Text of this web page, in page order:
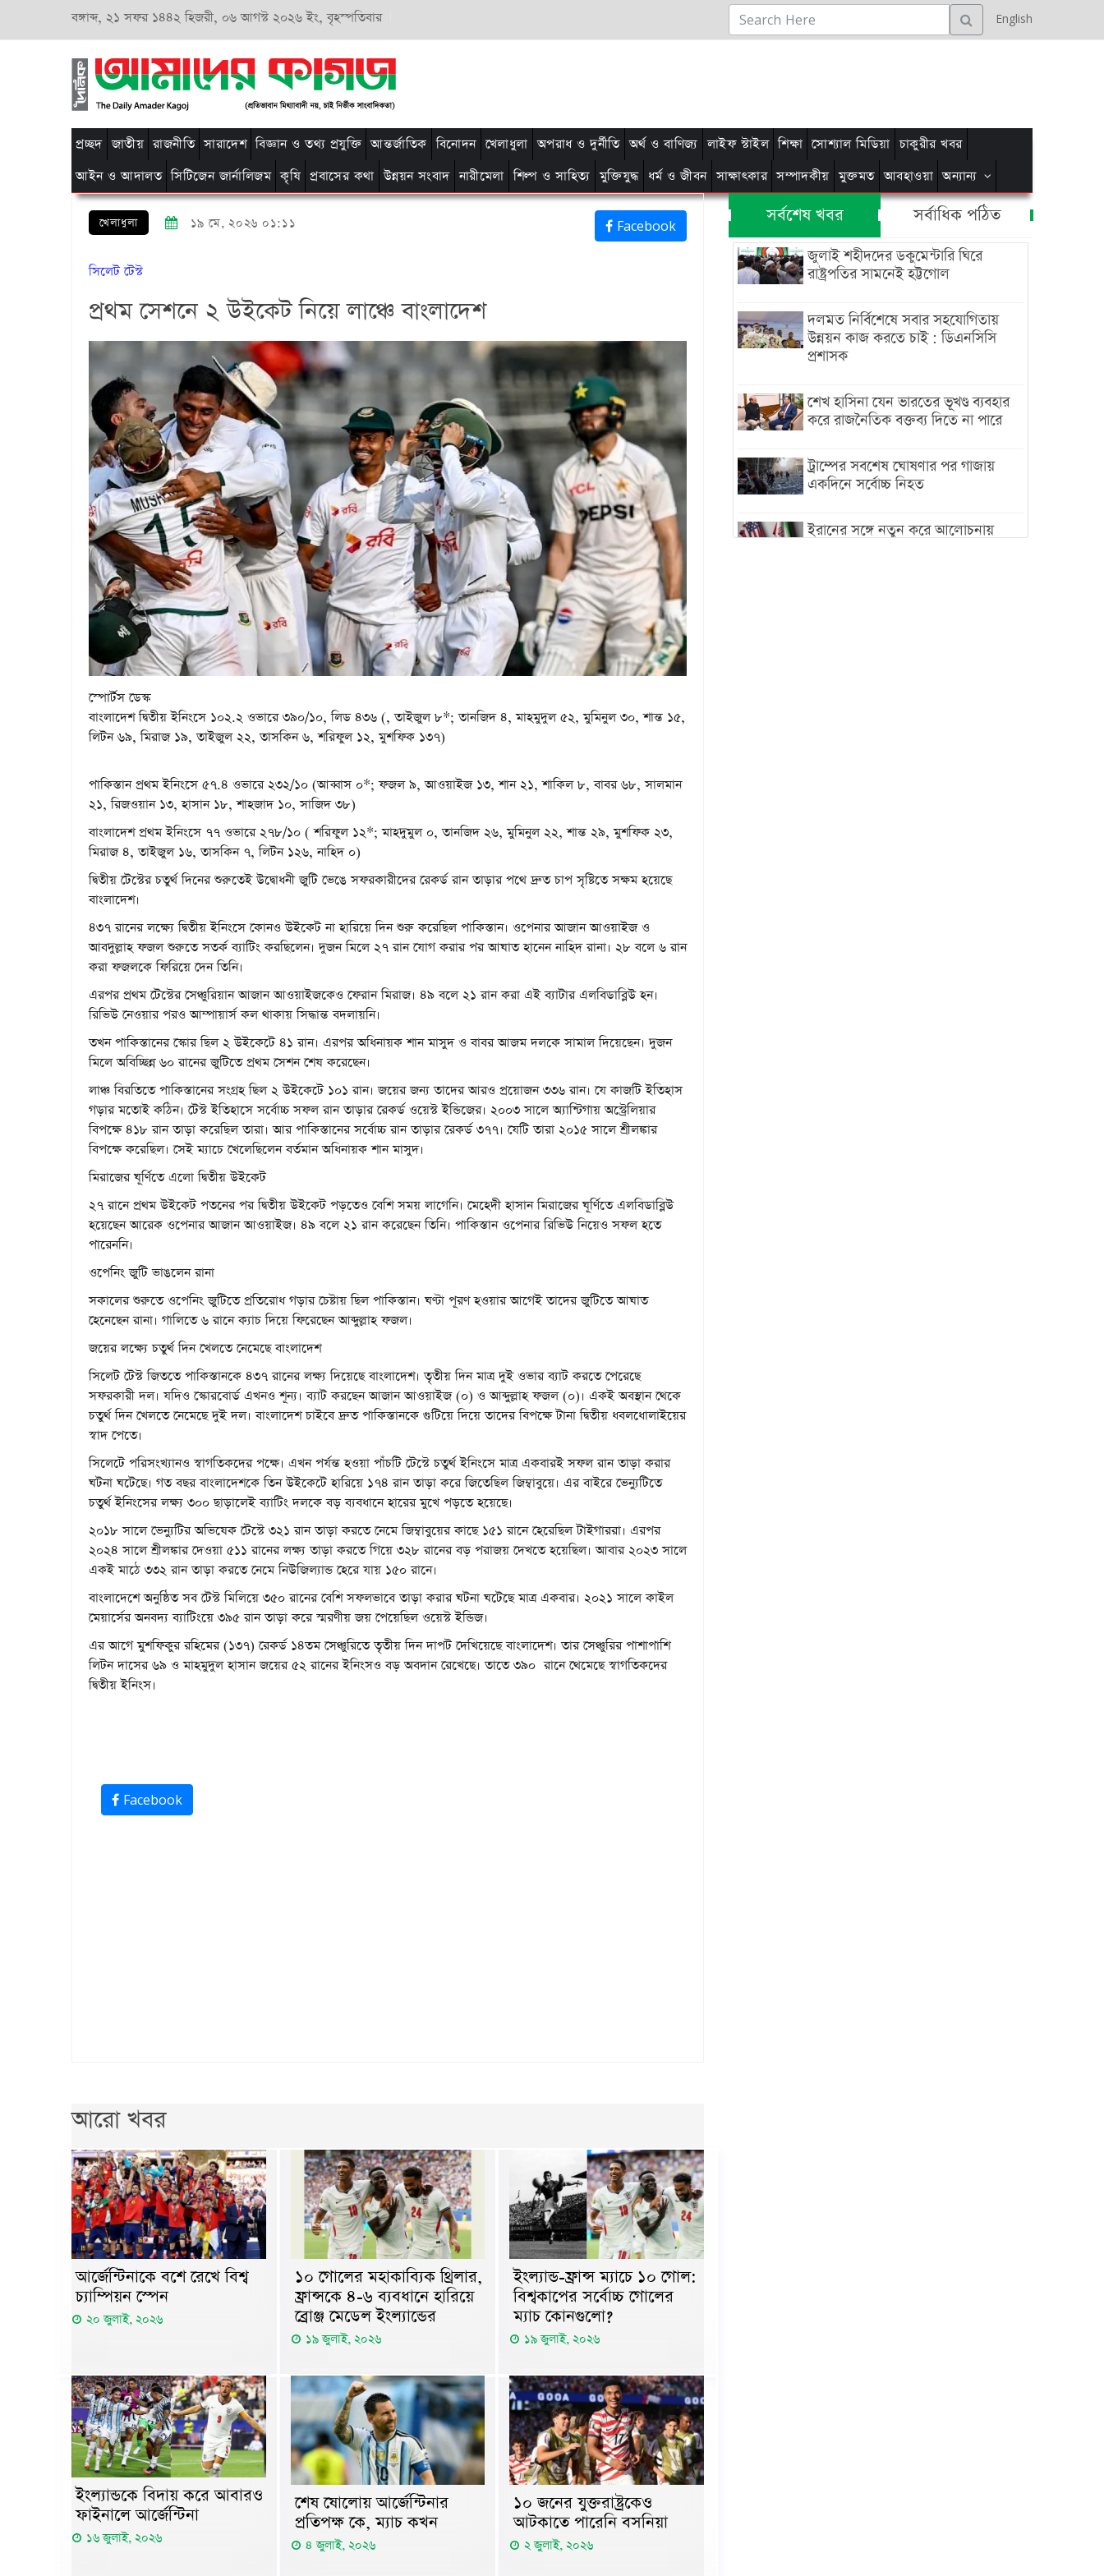
বঙ্গাব্দ, ২১ সফর ১৪৪২ হিজরী, ০৬ আগস্ট ২০২৬ ইং, বৃহস্পতিবার English
প্রচ্ছদ জাতীয় রাজনীতি সারাদেশ বিজ্ঞান ও তথ্য প্রযুক্তি আন্তর্জাতিক বিনোদন খেলাধুলা অপরাধ ও দুর্নীতি অর্থ ও বাণিজ্য লাইফ স্টাইল শিক্ষা সোশ্যাল মিডিয়া চাকুরীর খবর
আইন ও আদালত সিটিজেন জার্নালিজম কৃষি প্রবাসের কথা উন্নয়ন সংবাদ নারীমেলা শিল্প ও সাহিত্য মুক্তিযুদ্ধ ধর্ম ও জীবন সাক্ষাৎকার সম্পাদকীয় মুক্তমত আবহাওয়া অন্যান্য
খেলাধুলা ১৯ মে, ২০২৬ ০১:১১ Facebook
সিলেট টেস্ট
প্রথম সেশনে ২ উইকেট নিয়ে লাঞ্চে বাংলাদেশ
স্পোর্টস ডেস্ক
বাংলাদেশ দ্বিতীয় ইনিংসে ১০২.২ ওভারে ৩৯০/১০, লিড ৪৩৬ (, তাইজুল ৮*; তানজিদ ৪, মাহমুদুল ৫২, মুমিনুল ৩০, শান্ত ১৫,
লিটন ৬৯, মিরাজ ১৯, তাইজুল ২২, তাসকিন ৬, শরিফুল ১২, মুশফিক ১৩৭)
পাকিস্তান প্রথম ইনিংসে ৫৭.৪ ওভারে ২৩২/১০ (আব্বাস ০*; ফজল ৯, আওয়াইজ ১৩, শান ২১, শাকিল ৮, বাবর ৬৮, সালমান
২১, রিজওয়ান ১৩, হাসান ১৮, শাহজাদ ১০, সাজিদ ৩৮)
বাংলাদেশ প্রথম ইনিংসে ৭৭ ওভারে ২৭৮/১০ ( শরিফুল ১২*; মাহদুমুল ০, তানজিদ ২৬, মুমিনুল ২২, শান্ত ২৯, মুশফিক ২৩,
মিরাজ ৪, তাইজুল ১৬, তাসকিন ৭, লিটন ১২৬, নাহিদ ০)
দ্বিতীয় টেস্টের চতুর্থ দিনের শুরুতেই উদ্বোধনী জুটি ভেঙে সফরকারীদের রেকর্ড রান তাড়ার পথে দ্রুত চাপ সৃষ্টিতে সক্ষম হয়েছে
বাংলাদেশ।
৪৩৭ রানের লক্ষ্যে দ্বিতীয় ইনিংসে কোনও উইকেট না হারিয়ে দিন শুরু করেছিল পাকিস্তান। ওপেনার আজান আওয়াইজ ও
আবদুল্লাহ ফজল শুরুতে সতর্ক ব্যাটিং করছিলেন। দুজন মিলে ২৭ রান যোগ করার পর আঘাত হানেন নাহিদ রানা। ২৮ বলে ৬ রান
করা ফজলকে ফিরিয়ে দেন তিনি।
এরপর প্রথম টেস্টের সেঞ্চুরিয়ান আজান আওয়াইজকেও ফেরান মিরাজ। ৪৯ বলে ২১ রান করা এই ব্যাটার এলবিডাব্লিউ হন।
রিভিউ নেওয়ার পরও আম্পায়ার্স কল থাকায় সিদ্ধান্ত বদলায়নি।
তখন পাকিস্তানের স্কোর ছিল ২ উইকেটে ৪১ রান। এরপর অধিনায়ক শান মাসুদ ও বাবর আজম দলকে সামাল দিয়েছেন। দুজন
মিলে অবিচ্ছিন্ন ৬০ রানের জুটিতে প্রথম সেশন শেষ করেছেন।
লাঞ্চ বিরতিতে পাকিস্তানের সংগ্রহ ছিল ২ উইকেটে ১০১ রান। জয়ের জন্য তাদের আরও প্রয়োজন ৩৩৬ রান। যে কাজটি ইতিহাস
গড়ার মতোই কঠিন। টেস্ট ইতিহাসে সর্বোচ্চ সফল রান তাড়ার রেকর্ড ওয়েস্ট ইন্ডিজের। ২০০৩ সালে অ্যান্টিগায় অস্ট্রেলিয়ার
বিপক্ষে ৪১৮ রান তাড়া করেছিল তারা। আর পাকিস্তানের সর্বোচ্চ রান তাড়ার রেকর্ড ৩৭৭। যেটি তারা ২০১৫ সালে শ্রীলঙ্কার
বিপক্ষে করেছিল। সেই ম্যাচে খেলেছিলেন বর্তমান অধিনায়ক শান মাসুদ।
মিরাজের ঘূর্ণিতে এলো দ্বিতীয় উইকেট
২৭ রানে প্রথম উইকেট পতনের পর দ্বিতীয় উইকেট পড়তেও বেশি সময় লাগেনি। মেহেদী হাসান মিরাজের ঘূর্ণিতে এলবিডাব্লিউ
হয়েছেন আরেক ওপেনার আজান আওয়াইজ। ৪৯ বলে ২১ রান করেছেন তিনি। পাকিস্তান ওপেনার রিভিউ নিয়েও সফল হতে
পারেননি।
ওপেনিং জুটি ভাঙলেন রানা
সকালের শুরুতে ওপেনিং জুটিতে প্রতিরোধ গড়ার চেষ্টায় ছিল পাকিস্তান। ঘণ্টা পূরণ হওয়ার আগেই তাদের জুটিতে আঘাত
হেনেছেন রানা। গালিতে ৬ রানে ক্যাচ দিয়ে ফিরেছেন আব্দুল্লাহ ফজল।
জয়ের লক্ষ্যে চতুর্থ দিন খেলতে নেমেছে বাংলাদেশ
সিলেট টেস্ট জিততে পাকিস্তানকে ৪৩৭ রানের লক্ষ্য দিয়েছে বাংলাদেশ। তৃতীয় দিন মাত্র দুই ওভার ব্যাট করতে পেরেছে
সফরকারী দল। যদিও স্কোরবোর্ড এখনও শূন্য। ব্যাট করছেন আজান আওয়াইজ (০) ও আব্দুল্লাহ ফজল (০)। একই অবস্থান থেকে
চতুর্থ দিন খেলতে নেমেছে দুই দল। বাংলাদেশ চাইবে দ্রুত পাকিস্তানকে গুটিয়ে দিয়ে তাদের বিপক্ষে টানা দ্বিতীয় ধবলধোলাইয়ের
স্বাদ পেতে।
সিলেটে পরিসংখ্যানও স্বাগতিকদের পক্ষে। এখন পর্যন্ত হওয়া পাঁচটি টেস্টে চতুর্থ ইনিংসে মাত্র একবারই সফল রান তাড়া করার
ঘটনা ঘটেছে। গত বছর বাংলাদেশকে তিন উইকেটে হারিয়ে ১৭৪ রান তাড়া করে জিতেছিল জিম্বাবুয়ে। এর বাইরে ভেন্যুটিতে
চতুর্থ ইনিংসের লক্ষ্য ৩০০ ছাড়ালেই ব্যাটিং দলকে বড় ব্যবধানে হারের মুখে পড়তে হয়েছে।
২০১৮ সালে ভেন্যুটির অভিষেক টেস্টে ৩২১ রান তাড়া করতে নেমে জিম্বাবুয়ের কাছে ১৫১ রানে হেরেছিল টাইগাররা। এরপর
২০২৪ সালে শ্রীলঙ্কার দেওয়া ৫১১ রানের লক্ষ্য তাড়া করতে গিয়ে ৩২৮ রানের বড় পরাজয় দেখতে হয়েছিল। আবার ২০২৩ সালে
একই মাঠে ৩৩২ রান তাড়া করতে নেমে নিউজিল্যান্ড হেরে যায় ১৫০ রানে।
বাংলাদেশে অনুষ্ঠিত সব টেস্ট মিলিয়ে ৩৫০ রানের বেশি সফলভাবে তাড়া করার ঘটনা ঘটেছে মাত্র একবার। ২০২১ সালে কাইল
মেয়ার্সের অনবদ্য ব্যাটিংয়ে ৩৯৫ রান তাড়া করে স্মরণীয় জয় পেয়েছিল ওয়েস্ট ইন্ডিজ।
এর আগে মুশফিকুর রহিমের (১৩৭) রেকর্ড ১৪তম সেঞ্চুরিতে তৃতীয় দিন দাপট দেখিয়েছে বাংলাদেশ। তার সেঞ্চুরির পাশাপাশি
লিটন দাসের ৬৯ ও মাহমুদুল হাসান জয়ের ৫২ রানের ইনিংসও বড় অবদান রেখেছে। তাতে ৩৯০ রানে থেমেছে স্বাগতিকদের
দ্বিতীয় ইনিংস।
Facebook
আরো খবর
আর্জেন্টিনাকে বশে রেখে বিশ্ব
চ্যাম্পিয়ন স্পেন
২০ জুলাই, ২০২৬
১০ গোলের মহাকাব্যিক থ্রিলার,
ফ্রান্সকে ৪-৬ ব্যবধানে হারিয়ে
ব্রোঞ্জ মেডেল ইংল্যান্ডের
১৯ জুলাই, ২০২৬
ইংল্যান্ড-ফ্রান্স ম্যাচে ১০ গোল:
বিশ্বকাপের সর্বোচ্চ গোলের
ম্যাচ কোনগুলো?
১৯ জুলাই, ২০২৬
ইংল্যান্ডকে বিদায় করে আবারও
ফাইনালে আর্জেন্টিনা
১৬ জুলাই, ২০২৬
শেষ ষোলোয় আর্জেন্টিনার
প্রতিপক্ষ কে, ম্যাচ কখন
৪ জুলাই, ২০২৬
১০ জনের যুক্তরাষ্ট্রকেও
আটকাতে পারেনি বসনিয়া
২ জুলাই, ২০২৬
সর্বশেষ খবর সর্বাধিক পঠিত
জুলাই শহীদদের ডকুমেন্টারি ঘিরে
রাষ্ট্রপতির সামনেই হট্টগোল
দলমত নির্বিশেষে সবার সহযোগিতায়
উন্নয়ন কাজ করতে চাই : ডিএনসিসি
প্রশাসক
শেখ হাসিনা যেন ভারতের ভূখণ্ড ব্যবহার
করে রাজনৈতিক বক্তব্য দিতে না পারে
ট্রাম্পের সবশেষ ঘোষণার পর গাজায়
একদিনে সর্বোচ্চ নিহত
ইরানের সঙ্গে নতুন করে আলোচনায়